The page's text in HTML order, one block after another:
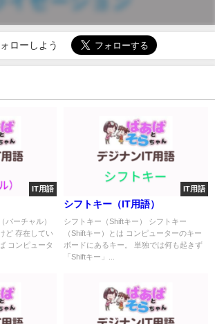
ローしよう
IT用語
バーチャル）
ど 存在してい
コンピュータ
IT用語
シフトキー（IT用語）
シフトキー（Shiftキー） シフトキー
（Shiftキー）とは コンピューターのキー
ボードにあるキー。 単独では何も起きず
「Shiftキー」...